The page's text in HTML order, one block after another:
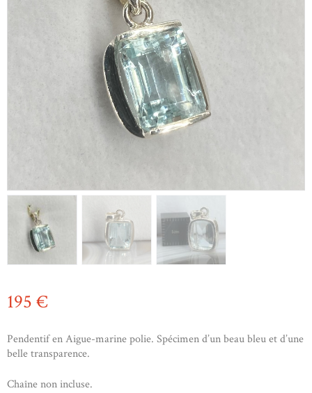
195 €
Pendentif en Aigue-marine polie. Spécimen d’un beau bleu et d’une
belle transparence.
Chaîne non incluse.